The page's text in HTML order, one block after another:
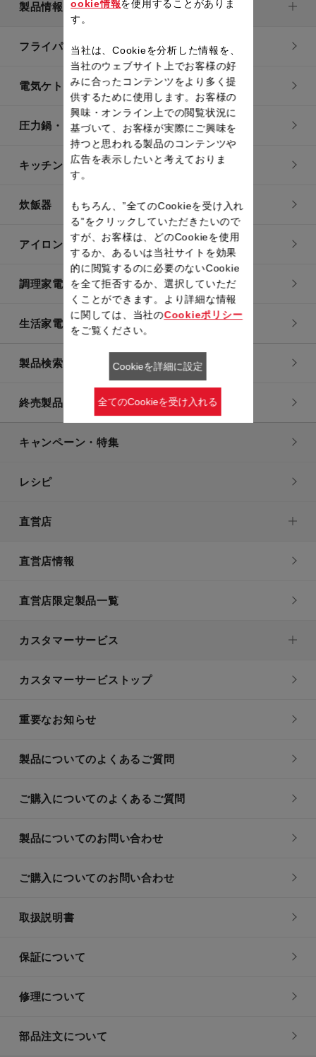
製品情報
フライパン・鍋
電気ケトル
圧力鍋・電気圧力鍋
キッチン用品
炊飯器
アイロン・衣類スチーマー
調理家電
生活家電
製品検索一覧
終売製品一覧
キャンペーン・特集
レシピ
直営店
直営店情報
直営店限定製品一覧
カスタマーサービス
カスタマーサービストップ
重要なお知らせ
製品についてのよくあるご質問
ご購入についてのよくあるご質問
製品についてのお問い合わせ
ご購入についてのお問い合わせ
取扱説明書
保証について
修理について
部品注文について
ookie情報を使用することがありま
す。
当社は、Cookieを分析した情報を、
当社のウェブサイト上でお客様の好
みに合ったコンテンツをより多く提
供するために使用します。お客様の
興味・オンライン上での閲覧状況に
基づいて、お客様が実際にご興味を
持つと思われる製品のコンテンツや
広告を表示したいと考えておりま
す。
もちろん、”全てのCookieを受け入れ
る”をクリックしていただきたいので
すが、お客様は、どのCookieを使用
するか、あるいは当社サイトを効果
的に閲覧するのに必要のないCookie
を全て拒否するか、選択していただ
くことができます。より詳細な情報
に関しては、当社のCookieポリシー
をご覧ください。
Cookieを詳細に設定
全てのCookieを受け入れる